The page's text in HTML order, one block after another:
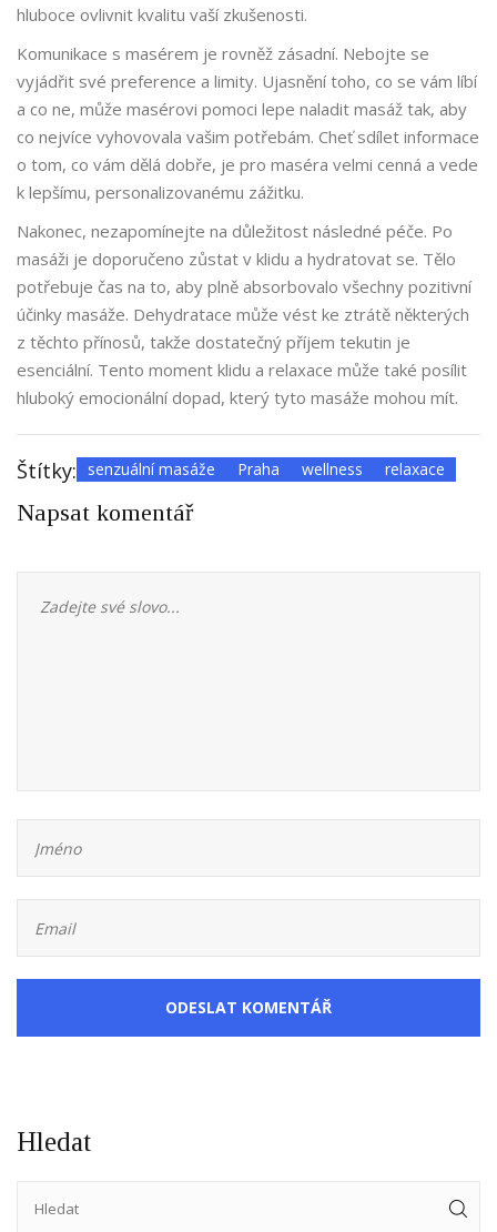
hluboce ovlivnit kvalitu vaší zkušenosti.
Komunikace s masérem je rovněž zásadní. Nebojte se
vyjádřit své preference a limity. Ujasnění toho, co se vám líbí
a co ne, může masérovi pomoci lepe naladit masáž tak, aby
co nejvíce vyhovovala vašim potřebám. Cheť sdílet informace
o tom, co vám dělá dobře, je pro maséra velmi cenná a vede
k lepšímu, personalizovanému zážitku.
Nakonec, nezapomínejte na důležitost následné péče. Po
masáži je doporučeno zůstat v klidu a hydratovat se. Tělo
potřebuje čas na to, aby plně absorbovalo všechny pozitivní
účinky masáže. Dehydratace může vést ke ztrátě některých
z těchto přínosů, takže dostatečný příjem tekutin je
esenciální. Tento moment klidu a relaxace může také posílit
hluboký emocionální dopad, který tyto masáže mohou mít.
Štítky: senzuální masáže Praha wellness relaxace
Napsat komentář
ODESLAT KOMENTÁŘ
Hledat